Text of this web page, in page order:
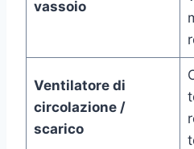
vassoio
Ventilatore di
circolazione /
scarico